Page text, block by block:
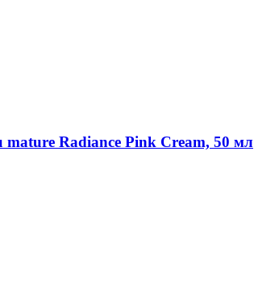
mature Radiance Pink Cream, 50 мл